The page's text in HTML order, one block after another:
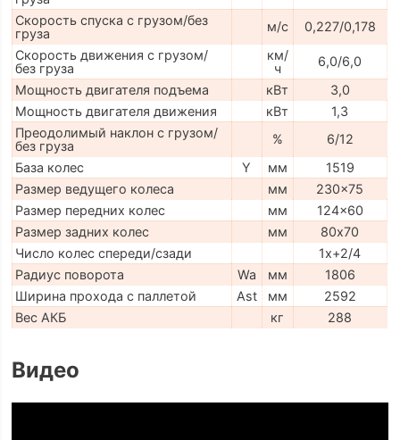
Скорость спуска с грузом/без
груза
м/с
0,227/0,178
Скорость движения с грузом/
без груза
км/
ч
6,0/6,0
Мощность двигателя подъема
кВт
3,0
Мощность двигателя движения
кВт
1,3
Преодолимый наклон с грузом/
без груза
%
6/12
База колес
Y мм
1519
Размер ведущего колеса
мм
230x75
Размер передних колес
мм
124x60
Размер задних колес
мм
80х70
Число колес спереди/сзади
1x+2/4
Радиус поворота
Wa мм
1806
Ширина прохода с паллетой
Ast мм
2592
Вес АКБ
кг 288
Видео